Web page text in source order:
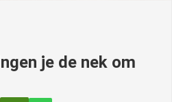
je de nek om